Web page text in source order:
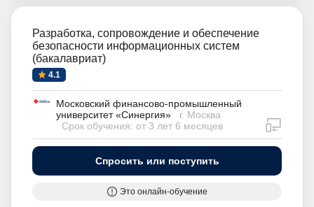
Разработка, сопровождение и обеспечение
безопасности информационных систем
(бакалавриат)
4.1
Московский финансово-промышленный
университет «Синергия»
г. Москва
Срок обучения: от 3 лет 6 месяцев
Спросить или поступить
Это онлайн-обучение